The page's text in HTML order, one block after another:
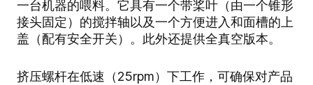
一台机器的喂料。它具有一个带桨叶（由一个锥形
接头固定）的搅拌轴以及一个方便进入和面槽的上
盖（配有安全开关）。此外还提供全真空版本。
挤压螺杆在低速（25rpm）下工作，可确保对产品